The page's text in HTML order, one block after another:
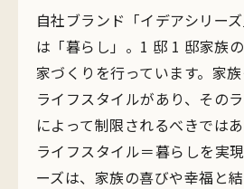
自社ブランド「イデアシリー
は「暮らし」。1 邸 1 邸家族
家づくりを行っています。家
ライフスタイルがあり、その
によって制限されるべきでは
ライフスタイル＝暮らしを実
ーズは、家族の喜びや幸福と結